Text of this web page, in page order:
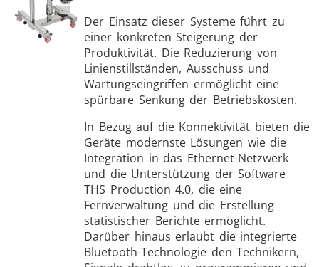
Der Einsatz dieser Systeme führt zu
einer konkreten Steigerung der
Produktivität. Die Reduzierung von
Linienstillständen, Ausschuss und
Wartungseingriffen ermöglicht eine
spürbare Senkung der Betriebskosten.
In Bezug auf die Konnektivität bieten die
Geräte modernste Lösungen wie die
Integration in das Ethernet-Netzwerk
und die Unterstützung der Software
THS Production 4.0, die eine
Fernverwaltung und die Erstellung
statistischer Berichte ermöglicht.
Darüber hinaus erlaubt die integrierte
Bluetooth-Technologie den Technikern,